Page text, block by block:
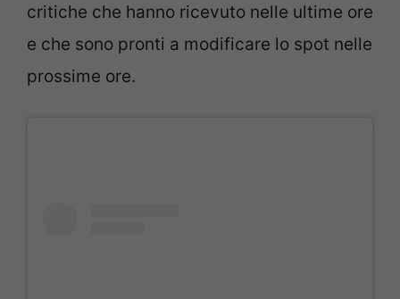
critiche che hanno ricevuto nelle ultime ore
e che sono pronti a modificare lo spot nelle
prossime ore.